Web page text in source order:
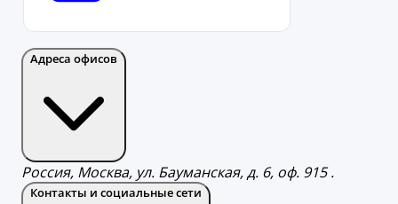
Адреса офисов
Россия, Москва, ул. Бауманская, д. 6, оф. 915 .
Контакты и социальные сети